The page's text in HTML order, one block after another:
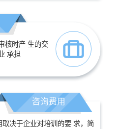
核时产 生的交
承担
咨询费用
取决于企业对培训的要 求，简